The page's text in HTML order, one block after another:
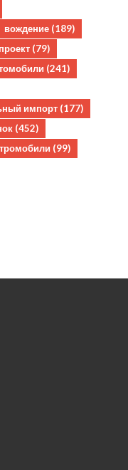
вождение (189)
(79)
(241)
импорт (177)
(452)
(99)